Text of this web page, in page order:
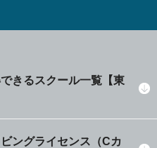
きるスクール一覧【東
ングライセンス（Cカ